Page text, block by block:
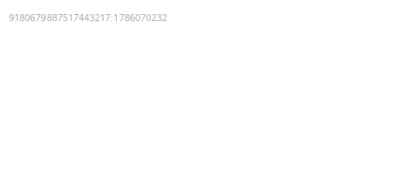
9180679887517443217:1786070232